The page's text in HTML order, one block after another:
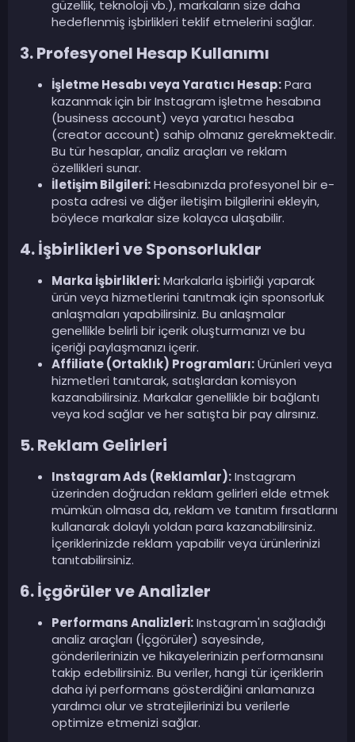
güzellik, teknoloji vb.), markaların size daha
hedeflenmiş işbirlikleri teklif etmelerini sağlar.
3. Profesyonel Hesap Kullanımı
İşletme Hesabı veya Yaratıcı Hesap:Para
kazanmak için bir Instagram işletme hesabına
(business account) veya yaratıcı hesaba
(creator account) sahip olmanız gerekmektedir.
Bu tür hesaplar, analiz araçları ve reklam
özellikleri sunar.
İletişim Bilgileri:Hesabınızda profesyonel bir e-
posta adresi ve diğer iletişim bilgilerini ekleyin,
böylece markalar size kolayca ulaşabilir.
4. İşbirlikleri ve Sponsorluklar
Marka İşbirlikleri:Markalarla işbirliği yaparak
ürün veya hizmetlerini tanıtmak için sponsorluk
anlaşmaları yapabilirsiniz. Bu anlaşmalar
genellikle belirli bir içerik oluşturmanızı ve bu
içeriği paylaşmanızı içerir.
Affiliate (Ortaklık) Programları:Ürünleri veya
hizmetleri tanıtarak, satışlardan komisyon
kazanabilirsiniz. Markalar genellikle bir bağlantı
veya kod sağlar ve her satışta bir pay alırsınız.
5. Reklam Gelirleri
Instagram Ads (Reklamlar):Instagram
üzerinden doğrudan reklam gelirleri elde etmek
mümkün olmasa da, reklam ve tanıtım fırsatlarını
kullanarak dolaylı yoldan para kazanabilirsiniz.
İçeriklerinizde reklam yapabilir veya ürünlerinizi
tanıtabilirsiniz.
6. İçgörüler ve Analizler
Performans Analizleri:Instagram'ın sağladığı
analiz araçları (İçgörüler) sayesinde,
gönderilerinizin ve hikayelerinizin performansını
takip edebilirsiniz. Bu veriler, hangi tür içeriklerin
daha iyi performans gösterdiğini anlamanıza
yardımcı olur ve stratejilerinizi bu verilerle
optimize etmenizi sağlar.